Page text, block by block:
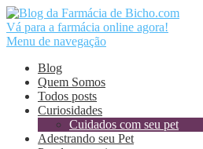
Vá para a farmácia online agora!
Menu de navegação
Blog
Quem Somos
Todos posts
Curiosidades
Cuidados com seu pet
Adestrando seu Pet